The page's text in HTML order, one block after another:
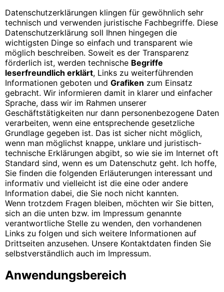
Datenschutzerklärungen klingen für gewöhnlich sehr
technisch und verwenden juristische Fachbegriffe. Diese
Datenschutzerklärung soll Ihnen hingegen die
wichtigsten Dinge so einfach und transparent wie
möglich beschreiben. Soweit es der Transparenz
förderlich ist, werden technische Begriffe
leserfreundlich erklärt, Links zu weiterführenden
Informationen geboten und Grafiken zum Einsatz
gebracht. Wir informieren damit in klarer und einfacher
Sprache, dass wir im Rahmen unserer
Geschäftstätigkeiten nur dann personenbezogene Daten
verarbeiten, wenn eine entsprechende gesetzliche
Grundlage gegeben ist. Das ist sicher nicht möglich,
wenn man möglichst knappe, unklare und juristisch-
technische Erklärungen abgibt, so wie sie im Internet oft
Standard sind, wenn es um Datenschutz geht. Ich hoffe,
Sie finden die folgenden Erläuterungen interessant und
informativ und vielleicht ist die eine oder andere
Information dabei, die Sie noch nicht kannten.
Wenn trotzdem Fragen bleiben, möchten wir Sie bitten,
sich an die unten bzw. im Impressum genannte
verantwortliche Stelle zu wenden, den vorhandenen
Links zu folgen und sich weitere Informationen auf
Drittseiten anzusehen. Unsere Kontaktdaten finden Sie
selbstverständlich auch im Impressum.
Anwendungsbereich